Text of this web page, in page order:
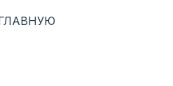
на рынке